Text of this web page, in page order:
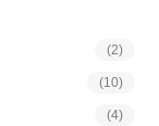
(2)
(10)
(4)